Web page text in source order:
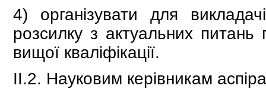
4) організувати для
розсилку з актуальних питань
вищої кваліфікації.
ІІ.2. Науковим керівникам